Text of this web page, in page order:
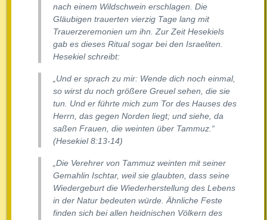
nach einem Wildschwein erschlagen. Die
Gläubigen trauerten vierzig Tage lang mit
Trauerzeremonien um ihn. Zur Zeit Hesekiels
gab es dieses Ritual sogar bei den Israeliten.
Hesekiel schreibt:
„Und er sprach zu mir: Wende dich noch einmal,
so wirst du noch größere Greuel sehen, die sie
tun. Und er führte mich zum Tor des Hauses des
Herrn, das gegen Norden liegt; und siehe, da
saßen Frauen, die weinten über Tammuz.“
(Hesekiel 8:13-14)
„Die Verehrer von Tammuz weinten mit seiner
Gemahlin Ischtar, weil sie glaubten, dass seine
Wiedergeburt die Wiederherstellung des Lebens
in der Natur bedeuten würde. Ähnliche Feste
finden sich bei allen heidnischen Völkern des